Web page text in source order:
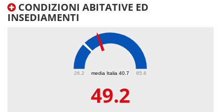
CONDIZIONI ABITATIVE ED
INSEDIAMENTI
media Italia 40.7
26.2 85.6
49.2